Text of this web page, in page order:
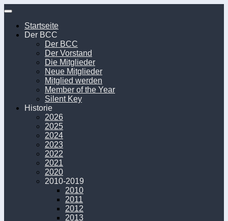
Unter
Inhalt
Startseite
Der BCC
Der BCC
Der Vorstand
Die Mitglieder
Neue Mitglieder
Mitglied werden
Member of the Year
Silent Key
Historie
2026
2025
2024
2023
2022
2021
2020
2010-2019
2010
2011
2012
2013